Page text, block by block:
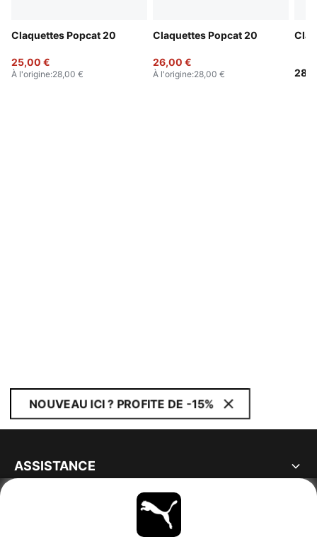
Claquettes Popcat 20
25,00 €
À l'origine:28,00 €
Claquettes Popcat 20
26,00 €
À l'origine:28,00 €
NOUVEAU ICI ? PROFITE DE -15%
ASSISTANCE